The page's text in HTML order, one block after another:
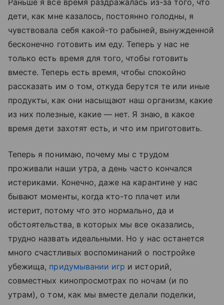
Раньше я все время раздражалась из-за того, что
дети, как мне казалось, постоянно голодны, я
чувствовала себя какой-то рабыней, вынужденной
бесконечно готовить им еду. Теперь у нас не
только есть время для того, чтобы готовить
вместе. Теперь есть время, чтобы спокойно
рассказать им о том, откуда берутся те или иные
продукты, как они насыщают наш организм, какие
из них полезные, какие — нет. Я знаю, в какое
время дети захотят есть, и что им приготовить.
Теперь я понимаю, почему мы с трудом
проживали наши утра, а день часто кончался
истериками. Конечно, даже на карантине у нас
бывают моменты, когда кто-то плачет или
истерит, потому что это нормально, да и
обстоятельства, в которых мы все оказались,
трудно назвать идеальными. Но у нас останется
много счастливых воспоминаний о постройке
убежища, придумывании игр и историй,
совместных кинопросмотрах по ночам (и по
утрам), о том, как мы вместе делали поделки,